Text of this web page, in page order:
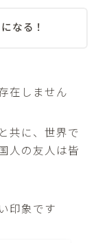
なる！
在しません
共に、世界で
人の友人は皆
印象です